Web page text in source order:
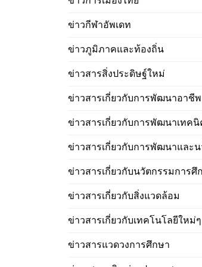
ข่าวกีฬาอัพเดท
ข่าวภูมิภาคและท้องถิ่น
ข่าวสารสิ่งประดิษฐ์ใหม่
ข่าวสารเกี่ยวกับการพัฒนาอาชีพ
ข่าวสารเกี่ยวกับการพัฒนาเทคนิ
ข่าวสารเกี่ยวกับการพัฒนาและ
ข่าวสารเกี่ยวกับนวัตกรรมการศึ
ข่าวสารเกี่ยวกับสิ่งแวดล้อม
ข่าวสารเกี่ยวกับเทคโนโลยีใหม่ๆ
ข่าวสารแวดวงการศึกษา